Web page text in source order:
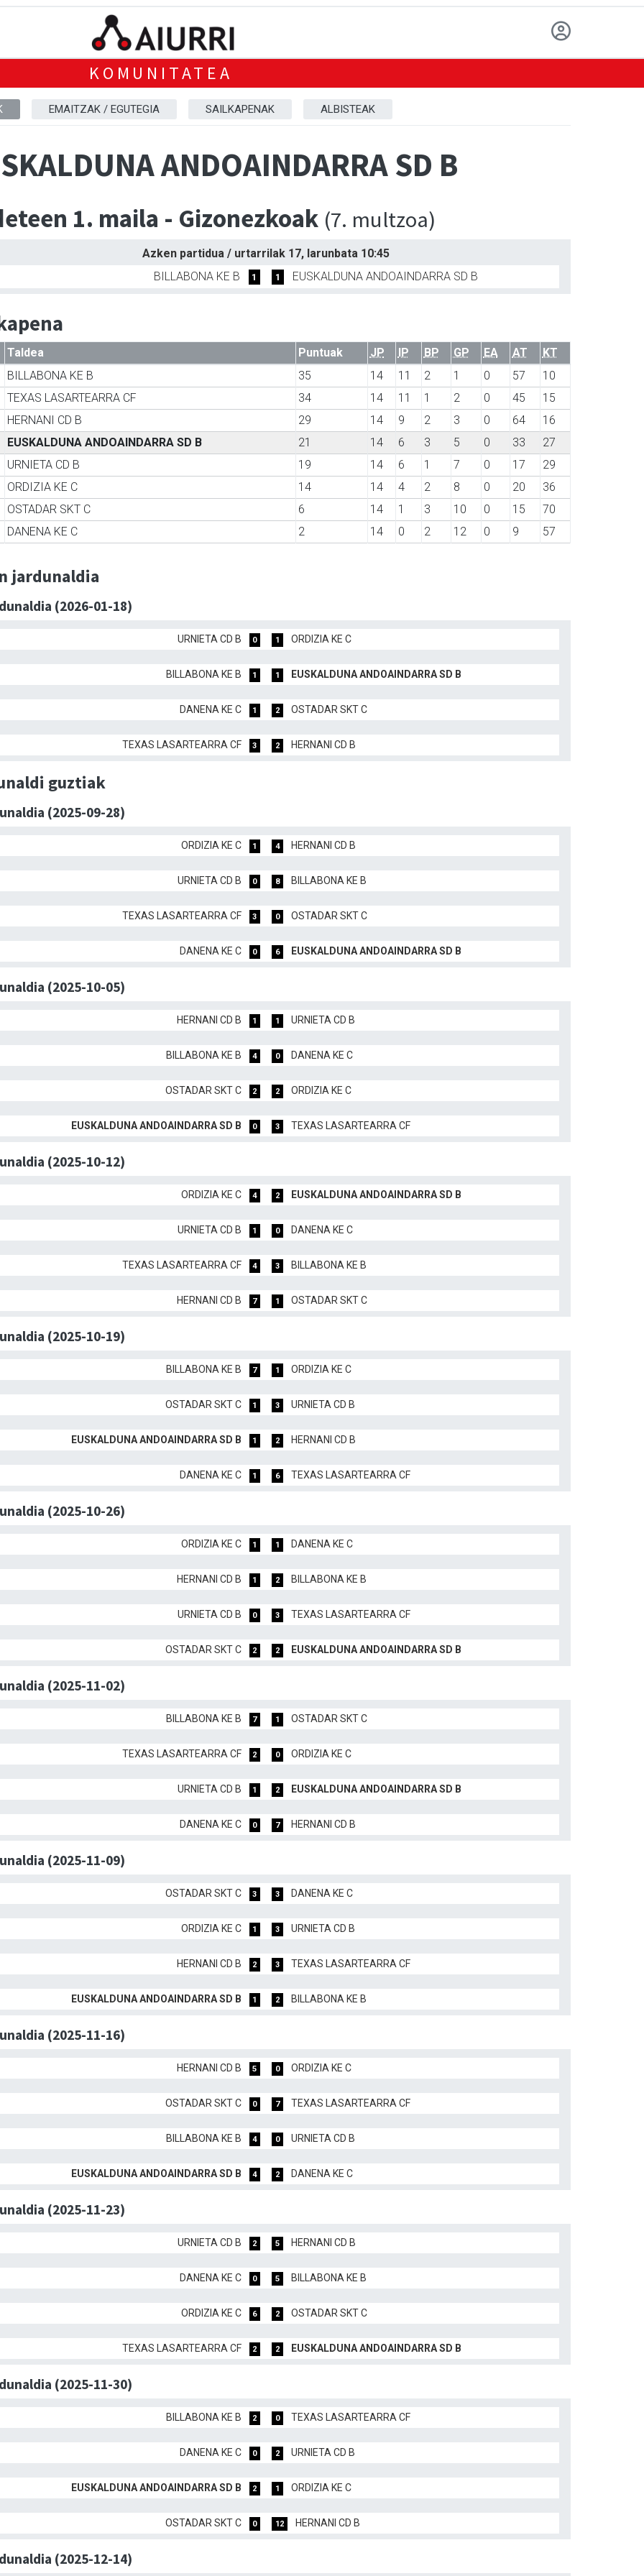
KOMUNITATEA
EMAITZAK / EGUTEGIA SAILKAPENAK ALBISTEAK
ANDOAINDARRA SD B
1. maila - Gizonezkoak (7. multzoa)
Azken partidua / urtarrilak 17, larunbata 10:45
BILLABONA KE B
1 1 EUSKALDUNA ANDOAINDARRA SD B
Taldea Puntuak JP IP BP GP EA AT
KT
BILLABONA KE B 35 14 11 2 1 0 57
10
TEXAS LASARTEARRA CF 34 14 11 1 2 0 45
15
HERNANI CD B 29 14 9 2 3 0 64
16
EUSKALDUNA ANDOAINDARRA SD B 21 14 6 3 5 0 33
27
URNIETA CD B 19 14 6 1 7 0 17
29
ORDIZIA KE C 14 14 4 2 8 0 20
36
OSTADAR SKT C 6 14 1 3 10 0 15
70
DANENA KE C 2 14 0 2 12 0 9 57
jardunaldia
(2026-01-18)
URNIETA CD B 0 1 ORDIZIA KE C
BILLABONA KE B 1 1 EUSKALDUNA ANDOAINDARRA SD B
DANENA KE C 1 2 OSTADAR SKT C
TEXAS LASARTEARRA CF 3 2 HERNANI CD B
guztiak
(2025-09-28)
ORDIZIA KE C 1 4 HERNANI CD B
URNIETA CD B 0 8 BILLABONA KE B
TEXAS LASARTEARRA CF 3 0 OSTADAR SKT C
DANENA KE C 0 6 EUSKALDUNA ANDOAINDARRA SD B
(2025-10-05)
HERNANI CD B 1 1 URNIETA CD B
BILLABONA KE B 4 0 DANENA KE C
OSTADAR SKT C 2 2 ORDIZIA KE C
EUSKALDUNA ANDOAINDARRA SD B 0 3 TEXAS LASARTEARRA CF
(2025-10-12)
ORDIZIA KE C 4 2 EUSKALDUNA ANDOAINDARRA SD B
URNIETA CD B 1 0 DANENA KE C
TEXAS LASARTEARRA CF 4 3 BILLABONA KE B
HERNANI CD B 7 1 OSTADAR SKT C
(2025-10-19)
BILLABONA KE B 7 1 ORDIZIA KE C
OSTADAR SKT C 1 3 URNIETA CD B
EUSKALDUNA ANDOAINDARRA SD B 1 2 HERNANI CD B
DANENA KE C 1 6 TEXAS LASARTEARRA CF
(2025-10-26)
ORDIZIA KE C 1 1 DANENA KE C
HERNANI CD B 1 2 BILLABONA KE B
URNIETA CD B 0 3 TEXAS LASARTEARRA CF
OSTADAR SKT C 2 2 EUSKALDUNA ANDOAINDARRA SD B
(2025-11-02)
BILLABONA KE B 7 1 OSTADAR SKT C
TEXAS LASARTEARRA CF 2 0 ORDIZIA KE C
URNIETA CD B 1 2 EUSKALDUNA ANDOAINDARRA SD B
DANENA KE C 0 7 HERNANI CD B
(2025-11-09)
OSTADAR SKT C 3 3 DANENA KE C
ORDIZIA KE C 1 3 URNIETA CD B
HERNANI CD B 2 3 TEXAS LASARTEARRA CF
EUSKALDUNA ANDOAINDARRA SD B 1 2 BILLABONA KE B
(2025-11-16)
HERNANI CD B 5 0 ORDIZIA KE C
OSTADAR SKT C 0 7 TEXAS LASARTEARRA CF
BILLABONA KE B 4 0 URNIETA CD B
EUSKALDUNA ANDOAINDARRA SD B 4 2 DANENA KE C
(2025-11-23)
URNIETA CD B 2 5 HERNANI CD B
DANENA KE C 0 5 BILLABONA KE B
ORDIZIA KE C 6 2 OSTADAR SKT C
TEXAS LASARTEARRA CF 2 2 EUSKALDUNA ANDOAINDARRA SD B
(2025-11-30)
BILLABONA KE B 2 0 TEXAS LASARTEARRA CF
DANENA KE C 0 2 URNIETA CD B
EUSKALDUNA ANDOAINDARRA SD B 2 1 ORDIZIA KE C
OSTADAR SKT C 0 12 HERNANI CD B
(2025-12-14)